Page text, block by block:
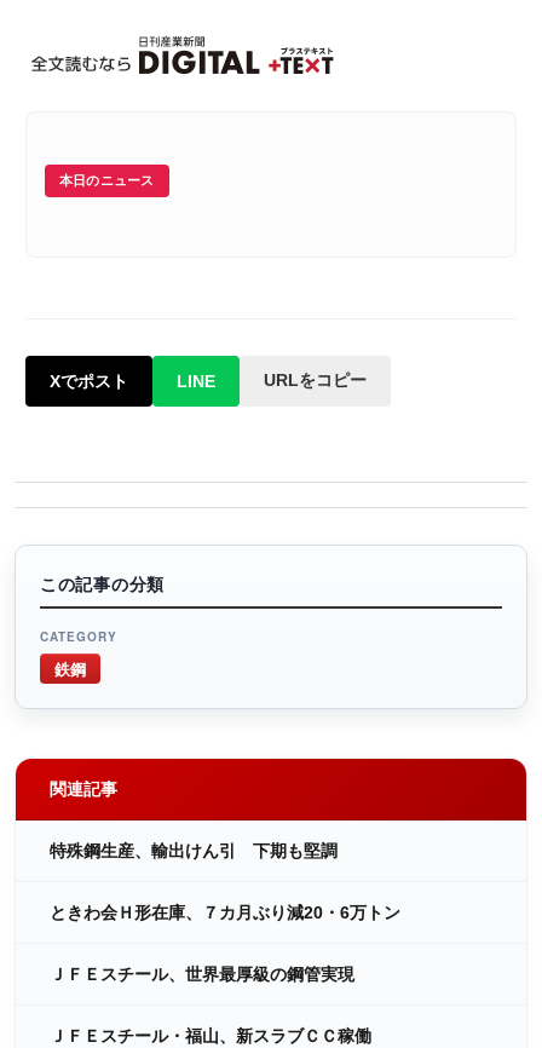
本日のニュース
Xでポスト LINE URLをコピー
この記事の分類
CATEGORY
鉄鋼
関連記事
特殊鋼生産、輸出けん引 下期も堅調
ときわ会Ｈ形在庫、７カ月ぶり減20・6万トン
ＪＦＥスチール、世界最厚級の鋼管実現
ＪＦＥスチール・福山、新スラブＣＣ稼働